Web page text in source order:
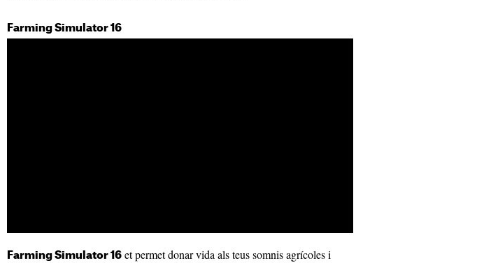
Farming Simulator 16
Farming Simulator 16 et permet donar vida als teus somnis agrícoles i